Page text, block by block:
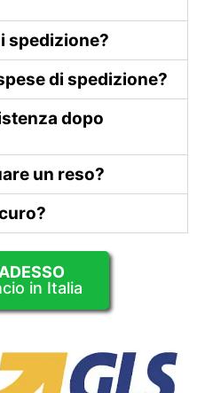
spedizione?
di spedizione?
dopo
un reso?
in Italia